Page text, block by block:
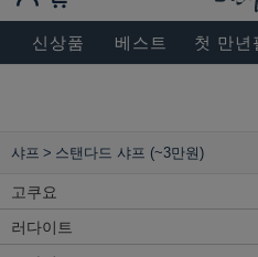
BESEN
신상품 베스트 첫 만년
샤프 스탠다드 샤프 (~3만원)
고쿠요
러다이트